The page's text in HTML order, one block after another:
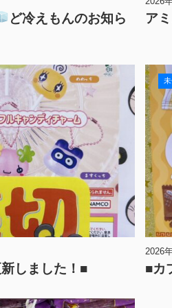
ど冷えもんのお知ら
ア
しました！■
2026
■カ